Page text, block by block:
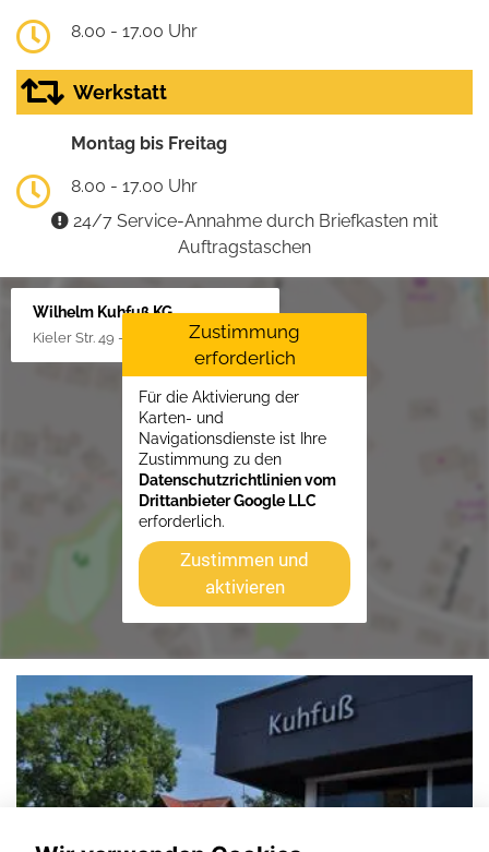
8.00 - 17.00 Uhr
Werkstatt
Montag bis Freitag
8.00 - 17.00 Uhr
24/7 Service-Annahme durch Briefkasten mit
Auftragstaschen
Wilhelm Kuhfuß KG
Kieler Str. 49 - 51, 25451 Quickborn
Zustimmung
erforderlich
Für die Aktivierung der
Karten- und
Navigationsdienste ist Ihre
Zustimmung zu den
Datenschutzrichtlinien vom
Drittanbieter Google LLC
erforderlich.
Zustimmen und
aktivieren